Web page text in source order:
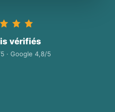
vérifiés
· Google 4,8/5